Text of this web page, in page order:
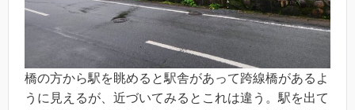
橋の方から駅を眺めると駅舎があって跨線橋があるよ
うに見えるが、近づいてみるとこれは違う。駅を出て